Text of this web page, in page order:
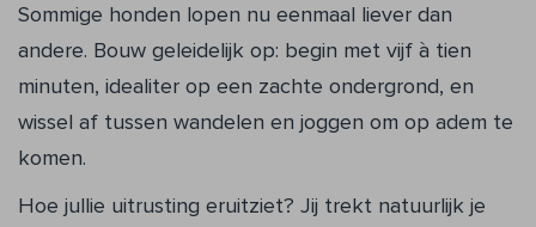
Sommige honden lopen nu eenmaal liever dan
andere. Bouw geleidelijk op: begin met vijf à tien
minuten, idealiter op een zachte ondergrond, en
wissel af tussen wandelen en joggen om op adem te
komen.
Hoe jullie uitrusting eruitziet? Jij trekt natuurlijk je